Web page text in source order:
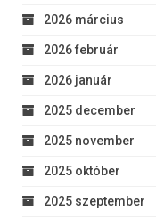
2026 március
2026 február
2026 január
2025 december
2025 november
2025 október
2025 szeptember